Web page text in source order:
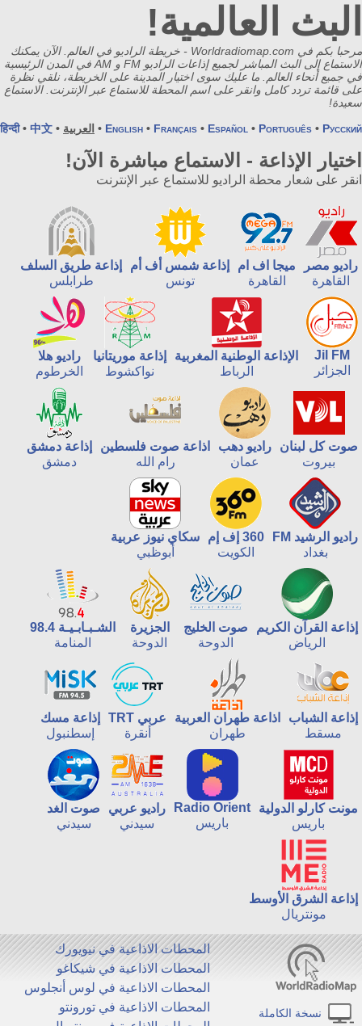
البث العالمية!
مرحبا بكم في Worldradiomap.com - خريطة الراديو في العالم. الآن يمكنك
الاستماع إلى البث المباشر لجميع إذاعات الراديو FM و AM في المدن الرئيسية
في جميع أنحاء العالم. ما عليك سوى اختيار المدينة على الخريطة، نلقي نظرة
على قائمة تردد كامل وانقر على اسم المحطة للاستماع عبر الإنترنت. الاستماع
سعيدة!
English • Français • Español • Português • Русский
• العربية •
हिन्दी• 中文
اختيار الإذاعة - الاستماع مباشرة الآن!
انقر على شعار محطة الراديو للاستماع عبر الإنترنت
راديو مصر
القاهرة
ميجا اف ام
القاهرة
إذاعة شمس أف أم
تونس
إذاعة طريق السلف
طرابلس
Jil FM
الجزائر
الإذاعة الوطنية المغربية
الرباط
إذاعة موريتانيا
نواكشوط
راديو هلا
الخرطوم
صوت كل لبنان
بيروت
راديو دهب
عمان
اذاعة صوت فلسطين
رام الله
إذاعة دمشق
دمشق
راديو الرشيد FM
بغداد
360 إف إم
الكويت
سكاي نيوز عربية
أبوظبي
إذاعة القرآن الكريم
الرياض
صوت الخليج
الدوحة
الجزيرة
الدوحة
الشـبـابـيـة 98.4
المنامة
إذاعة الشباب
مسقط
اذاعة طهران العربية
طهران
عربي TRT
أنقرة
إذاعة مسك
إسطنبول
مونت كارلو الدولية
باريس
Radio Orient
باريس
راديو عربي
سيدني
صوت الغد
سيدني
إذاعة الشرق الأوسط
مونتريال
نسخة الكاملة
المحطات الاذاعية في نيويورك
المحطات الاذاعية في شيكاغو
المحطات الاذاعية في لوس أنجلوس
المحطات الاذاعية في تورونتو